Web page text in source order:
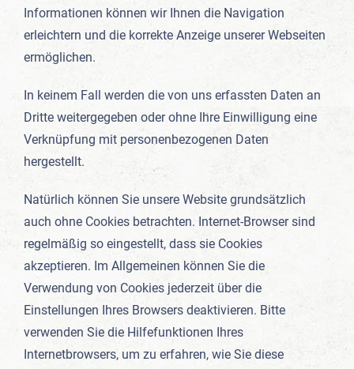
Informationen können wir Ihnen die Navigation
erleichtern und die korrekte Anzeige unserer Webseiten
ermöglichen.
In keinem Fall werden die von uns erfassten Daten an
Dritte weitergegeben oder ohne Ihre Einwilligung eine
Verknüpfung mit personenbezogenen Daten
hergestellt.
Natürlich können Sie unsere Website grundsätzlich
auch ohne Cookies betrachten. Internet-Browser sind
regelmäßig so eingestellt, dass sie Cookies
akzeptieren. Im Allgemeinen können Sie die
Verwendung von Cookies jederzeit über die
Einstellungen Ihres Browsers deaktivieren. Bitte
verwenden Sie die Hilfefunktionen Ihres
Internetbrowsers, um zu erfahren, wie Sie diese